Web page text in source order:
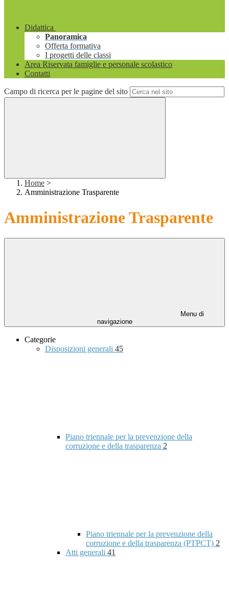
Didattica
Panoramica
Offerta formativa
I progetti delle classi
Area Riservata famiglie e personale scolastico
Contatti
Campo di ricerca per le pagine del sito
Home >
Amministrazione Trasparente
Amministrazione Trasparente
Menu di
navigazione
Categorie
Disposizioni generali 45
Piano triennale per la prevenzione della
corruzione e della trasparenza 2
Piano triennale per la prevenzione della
corruzione e della trasparenza (PTPCT) 2
Atti generali 41